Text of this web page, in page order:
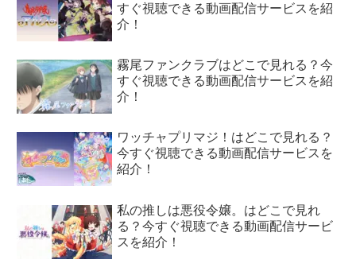
すぐ視聴できる動画配信サービスを紹
介！
霧尾ファンクラブはどこで見れる？今
すぐ視聴できる動画配信サービスを紹
介！
ワッチャプリマジ！はどこで見れる？
今すぐ視聴できる動画配信サービスを
紹介！
私の推しは悪役令嬢。はどこで見れ
る？今すぐ視聴できる動画配信サービ
スを紹介！